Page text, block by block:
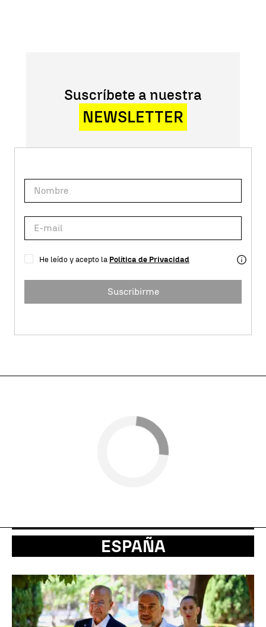
Suscríbete a nuestra
NEWSLETTER
He leído y acepto la Política de Privacidad
Suscribirme
ESPAÑA